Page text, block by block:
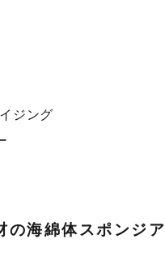
ジング
海綿体スポンジア